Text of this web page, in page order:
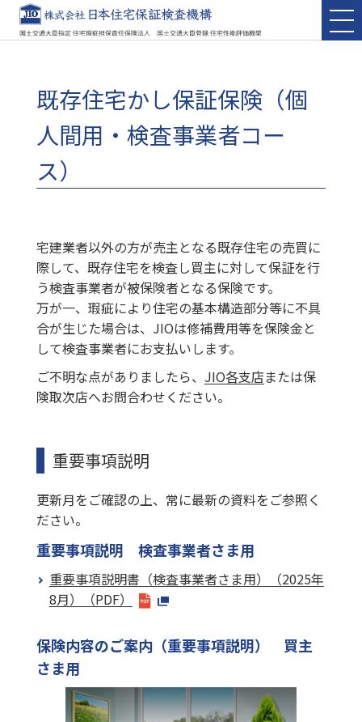
既存住宅かし保証保険（個
人間用・検査事業者コー
ス）
宅建業者以外の方が売主となる既存住宅の売買に
際して、既存住宅を検査し買主に対して保証を行
う検査事業者が被保険者となる保険です。
万が一、瑕疵により住宅の基本構造部分等に不具
合が生じた場合は、JIOは修補費用等を保険金と
して検査事業者にお支払いします。
ご不明な点がありましたら、 JIO各支店または保
険取次店へお問合わせください。
重要事項説明
更新月をご確認の上、常に最新の資料をご参照く
ださい。
重要事項説明 検査事業者さま用
重要事項説明書（検査事業者さま用）（2025年
8月）（PDF）
保険内容のご案内（重要事項説明） 買主
さま用